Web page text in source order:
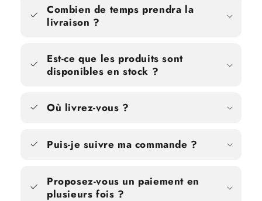
Combien de temps prendra la
livraison ?
Est-ce que les produits sont
disponibles en stock ?
Où livrez-vous ?
Puis-je suivre ma commande ?
Proposez-vous un paiement en
plusieurs fois ?